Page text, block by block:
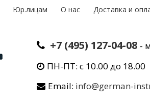
Юр.лицам О нас Доставка и
+7 (495) 127-04-08 -
ПН-ПТ: с 10.00 до 18.00
Email: info@german-